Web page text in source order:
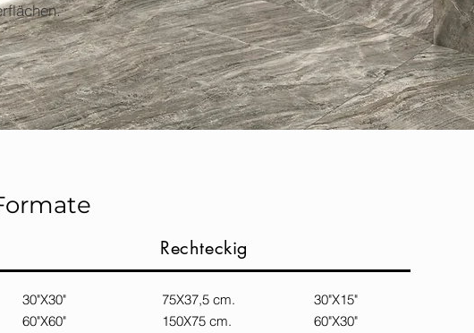
Rechteckig
75X37,5 cm. 30"X15"
150X75 cm. 60"X30"